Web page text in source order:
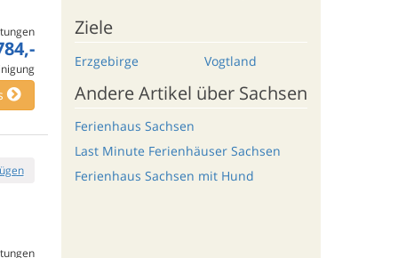
Ziele
Erzgebirge Vogtland
Andere Artikel über Sachsen
Ferienhaus Sachsen
Last Minute Ferienhäuser Sachsen
Ferienhaus Sachsen mit Hund